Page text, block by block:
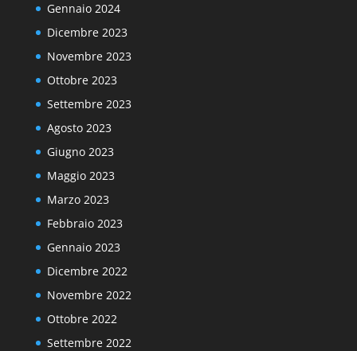
Gennaio 2024
Dicembre 2023
Novembre 2023
Ottobre 2023
Settembre 2023
Agosto 2023
Giugno 2023
Maggio 2023
Marzo 2023
Febbraio 2023
Gennaio 2023
Dicembre 2022
Novembre 2022
Ottobre 2022
Settembre 2022